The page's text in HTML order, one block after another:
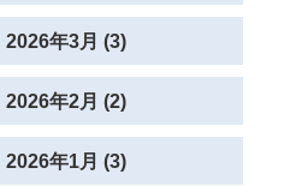
2026年3月 (3)
2026年2月 (2)
2026年1月 (3)